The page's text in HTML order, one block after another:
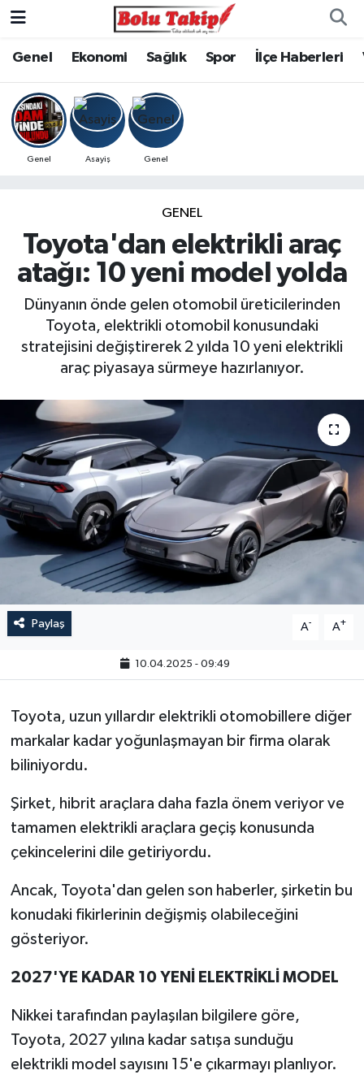
Genel Ekonomi Sağlık Spor İlçe Haberleri
Genel Asayiş Genel
GENEL
Toyota'dan elektrikli araç
atağı: 10 yeni model yolda
Dünyanın önde gelen otomobil üreticilerinden
Toyota, elektrikli otomobil konusundaki
stratejisini değiştirerek 2 yılda 10 yeni elektrikli
araç piyasaya sürmeye hazırlanıyor.
Paylaş A- A+
10.04.2025 - 09:49
Toyota, uzun yıllardır elektrikli otomobillere diğer
markalar kadar yoğunlaşmayan bir firma olarak
biliniyordu.
Şirket, hibrit araçlara daha fazla önem veriyor ve
tamamen elektrikli araçlara geçiş konusunda
çekincelerini dile getiriyordu.
Ancak, Toyota'dan gelen son haberler, şirketin bu
konudaki fikirlerinin değişmiş olabileceğini
gösteriyor.
2027'YE KADAR 10 YENİ ELEKTRİKLİ MODEL
Nikkei tarafından paylaşılan bilgilere göre,
Toyota, 2027 yılına kadar satışa sunduğu
elektrikli model sayısını 15'e çıkarmayı planlıyor.